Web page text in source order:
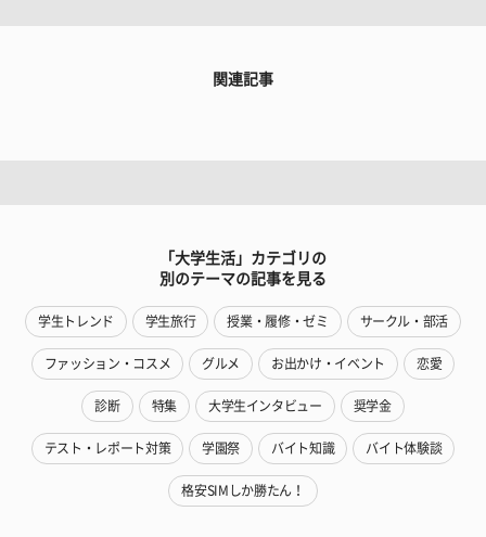
関連記事
「大学生活」カテゴリの
別のテーマの記事を見る
学生トレンド 学生旅行 授業・履修・ゼミ サークル・部活
ファッション・コスメ グルメ お出かけ・イベント 恋愛
診断 特集 大学生インタビュー 奨学金
テスト・レポート対策 学園祭 バイト知識 バイト体験談
格安SIMしか勝たん！